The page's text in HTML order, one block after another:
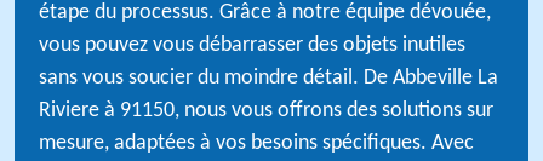
étape du processus. Grâce à notre équipe dévouée,
vous pouvez vous débarrasser des objets inutiles
sans vous soucier du moindre détail. De Abbeville La
Riviere à 91150, nous vous offrons des solutions sur
mesure, adaptées à vos besoins spécifiques. Avec